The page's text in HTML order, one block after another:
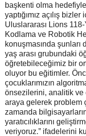
başkenti olma hedefiyle
yaptığımız açılış
Uluslararası Lions
Kodlama ve Robotik
konuşmasında
yaş arası grubundaki
öğretebileceğimiz bir
oluyor bu eğitimler.
çocuklarımızın
önsezilerini, analitik
araya gelerek problem
zamanda
yaratıcılıklarını
veriyoruz.” ifadelerini